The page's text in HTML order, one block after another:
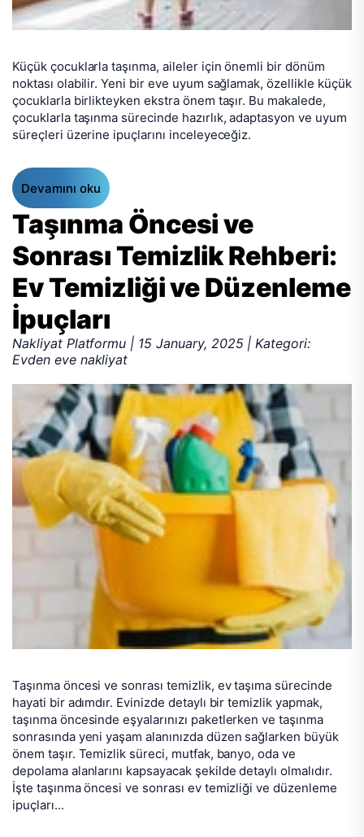
Küçük çocuklarla taşınma, aileler için önemli bir dönüm
noktası olabilir. Yeni bir eve uyum sağlamak, özellikle küçük
çocuklarla birlikteyken ekstra önem taşır. Bu makalede,
çocuklarla taşınma sürecinde hazırlık, adaptasyon ve uyum
süreçleri üzerine ipuçlarını inceleyeceğiz.
Devamını oku
Taşınma Öncesi ve
Sonrası Temizlik Rehberi:
Ev Temizliği ve Düzenleme
İpuçları
Nakliyat Platformu | 15 January, 2025 | Kategori:
Evden eve nakliyat
Taşınma öncesi ve sonrası temizlik, ev taşıma sürecinde
hayati bir adımdır. Evinizde detaylı bir temizlik yapmak,
taşınma öncesinde eşyalarınızı paketlerken ve taşınma
sonrasında yeni yaşam alanınızda düzen sağlarken büyük
önem taşır. Temizlik süreci, mutfak, banyo, oda ve
depolama alanlarını kapsayacak şekilde detaylı olmalıdır.
İşte taşınma öncesi ve sonrası ev temizliği ve düzenleme
ipuçları...